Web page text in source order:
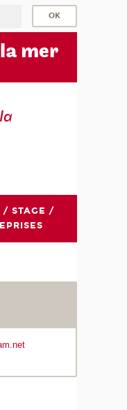
la mer
/ STAGE /